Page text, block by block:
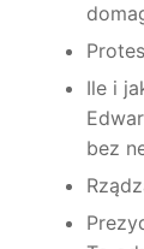
Ile i
bez